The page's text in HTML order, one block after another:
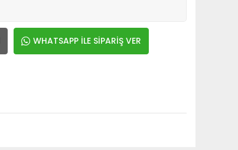
WHATSAPP İLE SİPARİŞ VER